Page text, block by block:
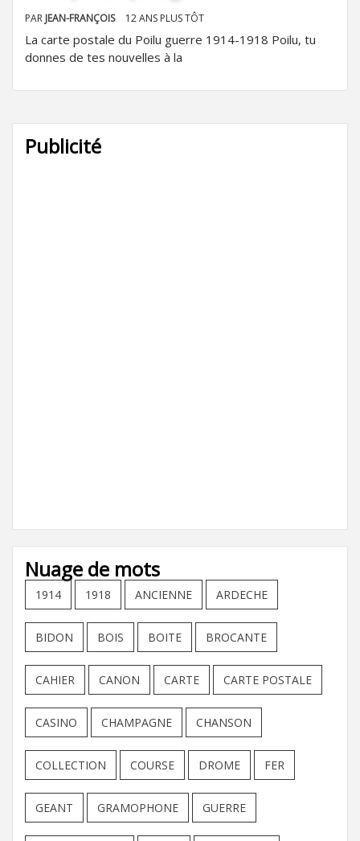
PAR JEAN-FRANÇOIS 12 ANS PLUS TÔT
La carte postale du Poilu guerre 1914-1918 Poilu, tu
donnes de tes nouvelles à la
Publicité
Nuage de mots
1914 1918 ANCIENNE ARDECHE
BIDON BOIS BOITE BROCANTE
CAHIER CANON CARTE CARTE POSTALE
CASINO CHAMPAGNE CHANSON
COLLECTION COURSE DROME FER
GEANT GRAMOPHONE GUERRE